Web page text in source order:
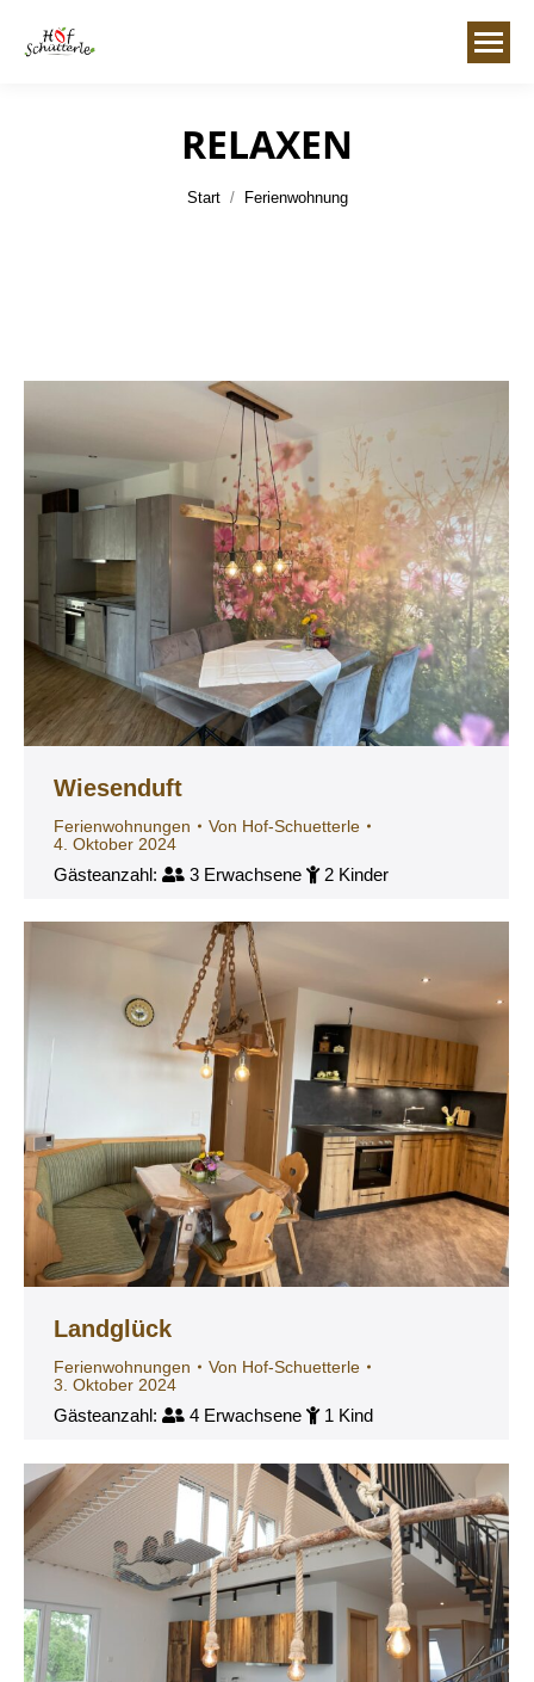
RELAXEN
Start Ferienwohnung
Wiesenduft
Ferienwohnungen Von Hof-Schuetterle
4. Oktober 2024
Gästeanzahl: 3 Erwachsene 2 Kinder
Landglück
Ferienwohnungen Von Hof-Schuetterle
3. Oktober 2024
Gästeanzahl: 4 Erwachsene 1 Kind